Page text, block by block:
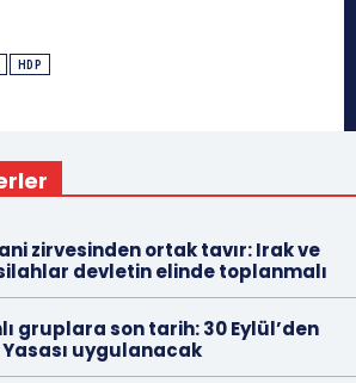
HDP
zirvesinden ortak tavır: Irak ve
devletin elinde toplanmalı
gruplara son tarih: 30 Eylül’den
uygulanacak